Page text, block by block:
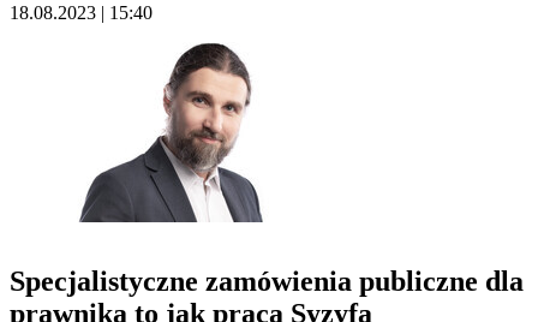
18.08.2023 | 15:40
Specjalistyczne zamówienia publiczne dla
prawnika to jak praca Syzyfa